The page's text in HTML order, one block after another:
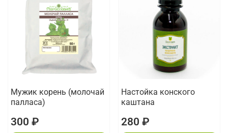
Мужик корень (молочай
палласа)
300 ₽
Настойка конского
каштана
280 ₽